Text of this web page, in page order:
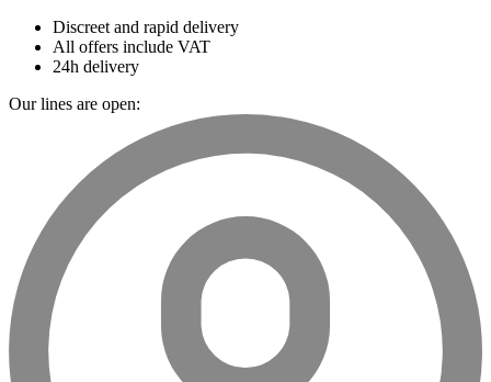
Discreet and rapid delivery
All offers include VAT
24h delivery
Our lines are open: